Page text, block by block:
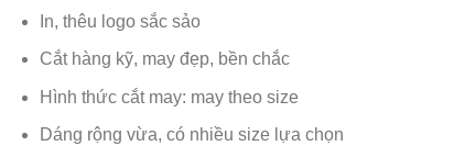
In, thêu logo sắc sảo
Cắt hàng kỹ, may đẹp, bền chắc
Hình thức cắt may: may theo size
Dáng rộng vừa, có nhiều size lựa chọn